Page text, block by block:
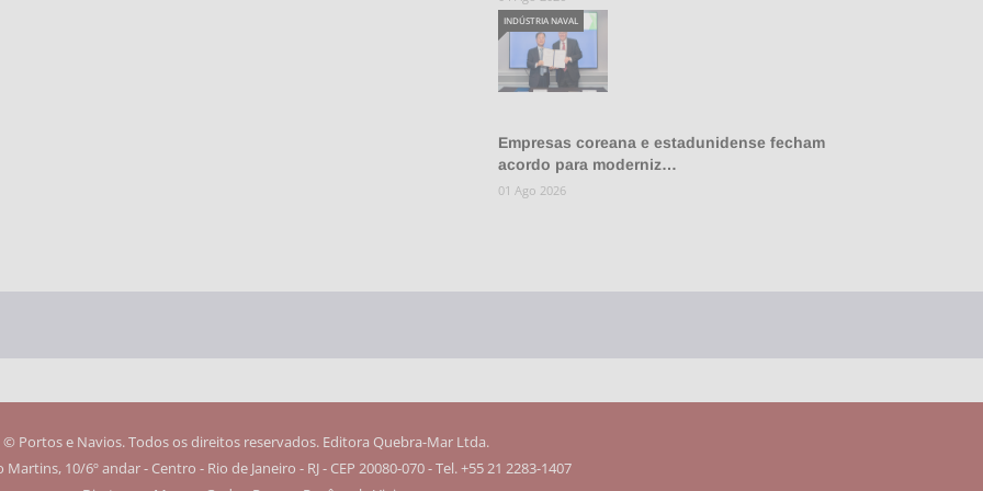
Empresas coreana e estadunidense fecham
acordo para moderniz…
INDÚSTRIA NAVAL
01 Ago 2026
© Portos e Navios. Todos os direitos reservados. Editora Quebra-Mar Ltda.
10/6º andar - Centro - Rio de Janeiro - RJ - CEP 20080-070 - Tel. +55 21 2283-1407